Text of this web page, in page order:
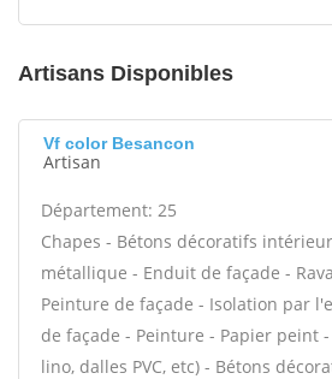
Artisans Disponibles
Vf color Besancon
Artisan
Département: 25
Chapes - Bétons décoratifs
métallique - Enduit de façade -
Peinture de façade - Isolation par
de façade - Peinture - Papier peint
lino, dalles PVC, etc) - Bétons